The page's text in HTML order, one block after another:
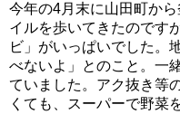
今年の4月末に山田町か
イルを歩いてきたのです
ビ」がいっぱいでした。
べないよ」とのこと。一
ていました。アク抜き等
くても、スーパーで野菜